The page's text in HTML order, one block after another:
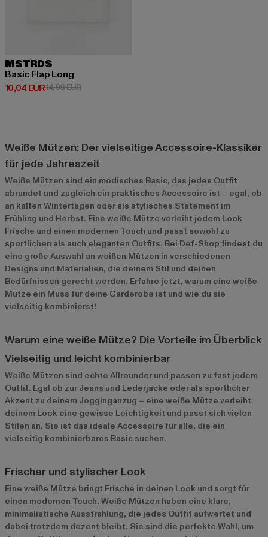
MSTRDS
Basic Flap Long
10,04 EUR
Derzeitiger Preis: 10,04 EUR
14,99 EURAktionspreis: 14,99 EUR
Weiße Mützen: Der vielseitige Accessoire-Klassiker
für jede Jahreszeit
Weiße Mützen sind ein modisches Basic, das jedes Outfit
abrundet und zugleich ein praktisches Accessoire ist – egal, ob
an kalten Wintertagen oder als stylisches Statement im
Frühling und Herbst. Eine weiße Mütze verleiht jedem Look
Frische und einen modernen Touch und passt sowohl zu
sportlichen als auch eleganten Outfits. Bei Def-Shop findest du
eine große Auswahl an weißen Mützen in verschiedenen
Designs und Materialien, die deinem Stil und deinen
Bedürfnissen gerecht werden. Erfahre jetzt, warum eine weiße
Mütze ein Muss für deine Garderobe ist und wie du sie
vielseitig kombinierst!
Warum eine weiße Mütze? Die Vorteile im Überblick
Vielseitig und leicht kombinierbar
Weiße Mützen sind echte Allrounder und passen zu fast jedem
Outfit. Egal ob zur Jeans und Lederjacke oder als sportlicher
Akzent zu deinem Jogginganzug – eine weiße Mütze verleiht
deinem Look eine gewisse Leichtigkeit und passt sich vielen
Stilen an. Sie ist das ideale Accessoire für alle, die ein
vielseitig kombinierbares Basic suchen.
Frischer und stylischer Look
Eine weiße Mütze bringt Frische in deinen Look und sorgt für
einen modernen Touch. Weiße Mützen haben eine klare,
minimalistische Ausstrahlung, die jedes Outfit aufwertet und
dabei trotzdem dezent bleibt. Sie sind die perfekte Wahl, um